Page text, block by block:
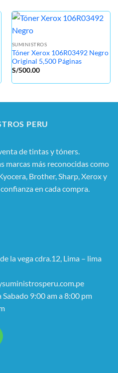
SUMINISTROS
Tóner Xerox 106R03492 Negro
Original 5,500 Páginas
S/500.00
PERU
de tintas y tóners.
más reconocidas como
Brother, Sharp, Xerox y
en cada compra.
la vega cdra.12, Lima – lima
9:00 am a 8:00 pm